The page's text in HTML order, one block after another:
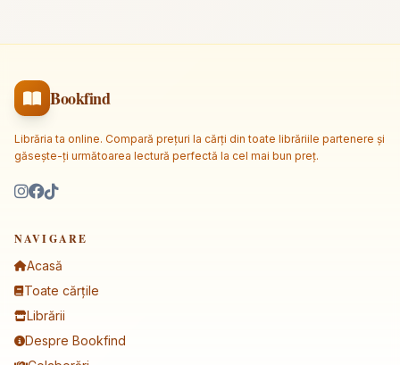
Bookfind
Librăria ta online. Compară prețuri la cărți din toate librăriile partenere și
găsește-ți următoarea lectură perfectă la cel mai bun preț.
NAVIGARE
Acasă
Toate cărțile
Librării
Despre Bookfind